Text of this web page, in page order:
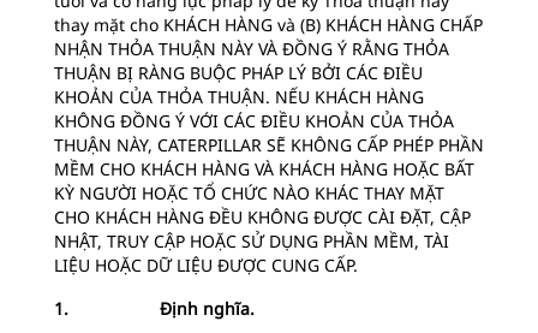
thay mặt cho KHÁCH HÀNG và (B) KHÁCH HÀNG CHẤP
NHẬN THỎA THUẬN NÀY VÀ ĐỒNG Ý RẰNG THỎA
THUẬN BỊ RÀNG BUỘC PHÁP LÝ BỞI CÁC ĐIỀU
KHOẢN CỦA THỎA THUẬN. NẾU KHÁCH HÀNG
KHÔNG ĐỒNG Ý VỚI CÁC ĐIỀU KHOẢN CỦA THỎA
THUẬN NÀY, CATERPILLAR SẼ KHÔNG CẤP PHÉP PHẦN
MỀM CHO KHÁCH HÀNG VÀ KHÁCH HÀNG HOẶC BẤT
KỲ NGƯỜI HOẶC TỔ CHỨC NÀO KHÁC THAY MẶT
CHO KHÁCH HÀNG ĐỀU KHÔNG ĐƯỢC CÀI ĐẶT, CẬP
NHẬT, TRUY CẬP HOẶC SỬ DỤNG PHẦN MỀM, TÀI
LIỆU HOẶC DỮ LIỆU ĐƯỢC CUNG CẤP.
1. Định nghĩa.